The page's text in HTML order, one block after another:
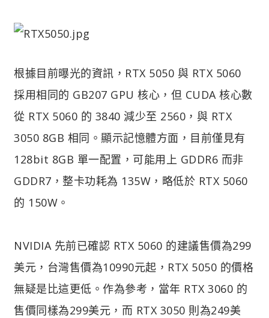
根據目前曝光的資訊，RTX 5050 與 RTX 5060
採用相同的 GB207 GPU 核心，但 CUDA 核心數
從 RTX 5060 的 3840 減少至 2560，與 RTX
3050 8GB 相同。顯示記憶體方面，目前僅見有
128bit 8GB 單一配置，可能用上 GDDR6 而非
GDDR7，整卡功耗為 135W，略低於 RTX 5060
的 150W。
NVIDIA 先前已確認 RTX 5060 的建議售價為299
美元，台灣售價為10990元起，RTX 5050 的價格
無疑是比這更低。作為參考，當年 RTX 3060 的
售價同樣為299美元，而 RTX 3050 則為249美